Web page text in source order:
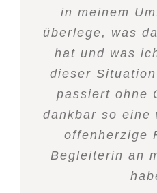
in meinem
überlege, was
hat und was
dieser
passiert ohne
dankbar so eine
offenherzige
Begleiterin an
Tina, ich
viele
aufmerksam
mit deiner
Vroni, 39,
wie die Kilos
Diät, nur daß es
Elisabeth
Danke
Sein
Eva